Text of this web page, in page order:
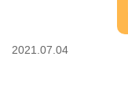
2021.07.04